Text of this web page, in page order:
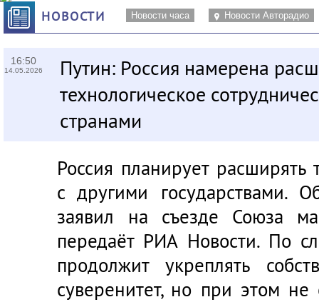
НОВОСТИ Новости часа Новости Авторадио
16:50
14.05.2026
Путин: Россия намерена
технологическое
странами
Россия планирует расширять
с другими государствами.
заявил на съезде Союза
передаёт РИА Новости. По
продолжит укреплять
суверенитет, но при этом не